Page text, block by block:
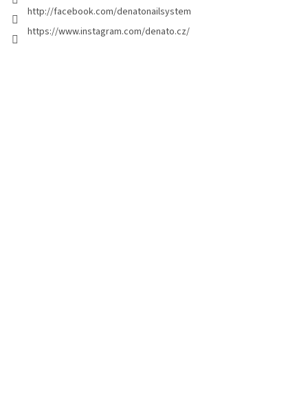
http://facebook.com/denatonailsystem
https://www.instagram.com/denato.cz/